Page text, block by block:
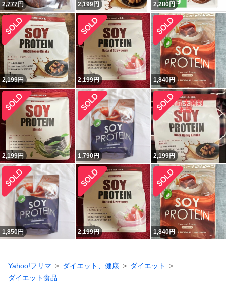
2,777円 2,199円 2,280円
2,199円 2,199円 1,840円
2,199円 1,790円 2,199円
1,850円 2,199円 1,840円
Yahoo!フリマ ダイエット、健康
ダイエット
ダイエット食品